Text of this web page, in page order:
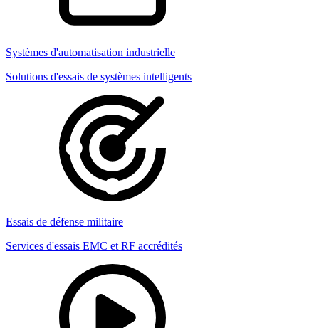
Systèmes d'automatisation industrielle
Solutions d'essais de systèmes intelligents
Essais de défense militaire
Services d'essais EMC et RF accrédités